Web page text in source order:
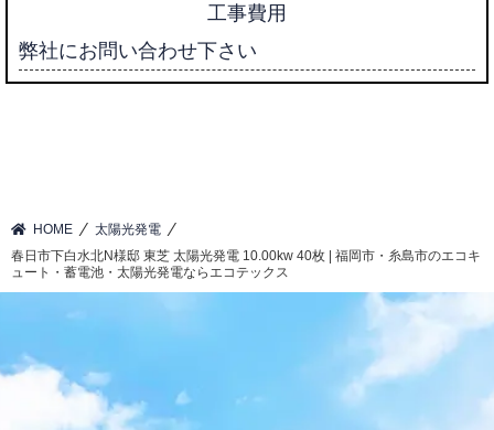
工事費用
弊社にお問い合わせ下さい
HOME ⁄ 太陽光発電 ⁄
春日市下白水北N様邸 東芝 太陽光発電 10.00kw 40枚 | 福岡市・糸島市のエコキ
ュート・蓄電池・太陽光発電ならエコテックス